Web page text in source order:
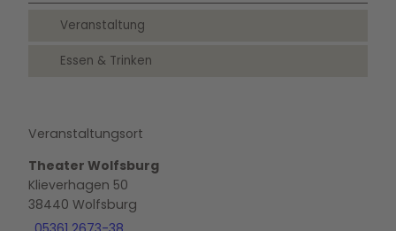
Veranstaltung
Essen & Trinken
Veranstaltungsort
Theater Wolfsburg
Klieverhagen 50
38440 Wolfsburg